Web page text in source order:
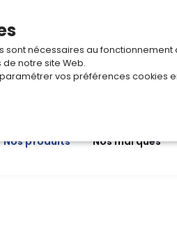
Nos produits Nos marques
sont nécessaires au
notre site Web.
vos préférences cookies